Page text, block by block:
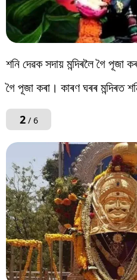
শনি দেৱক সদায় মন্দিৰলৈ গৈ পূজা
গৈ পূজা কৰা। কাৰণ ঘৰৰ মন্দিৰত
2/ 6